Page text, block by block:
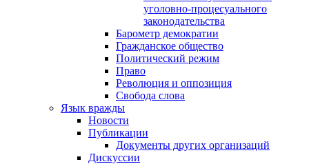
уголовно-процесуального
законодательства
Барометр демократии
Гражданское общество
Политический режим
Право
Революция и оппозиция
Свобода слова
Язык вражды
Новости
Публикации
Документы других организаций
Дискуссии